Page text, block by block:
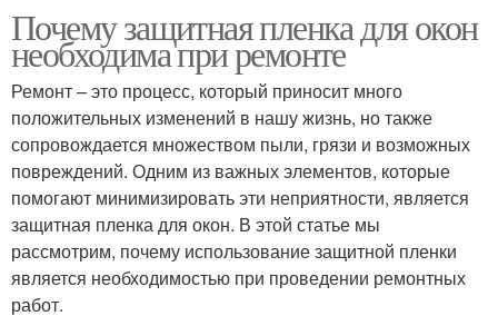
Почему защитная пленка для окон
необходима при ремонте
Ремонт – это процесс, который приносит много
положительных изменений в нашу жизнь, но также
сопровождается множеством пыли, грязи и возможных
повреждений. Одним из важных элементов, которые
помогают минимизировать эти неприятности, является
защитная пленка для окон. В этой статье мы
рассмотрим, почему использование защитной пленки
является необходимостью при проведении ремонтных
работ.